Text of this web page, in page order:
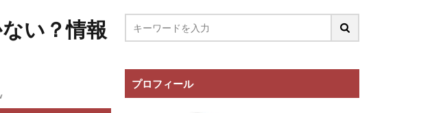
い？情報
プロフィール